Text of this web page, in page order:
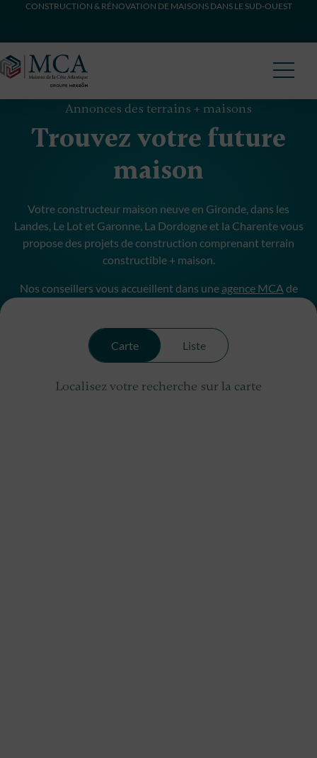
CONSTRUCTION & RÉNOVATION DE MAISONS DANS LE SUD-OUEST
Annonces des terrains + maisons
Trouvez votre future
maison
Votre constructeur maison neuve en Gironde, dans les
Landes, Le Lot et Garonne, La Dordogne et la Charente vous
propose des projets de construction comprenant terrain
constructible + maison.
Nos conseillers vous accueillent dans une agence MCA de
Carte Liste
Localisez votre recherche sur la carte